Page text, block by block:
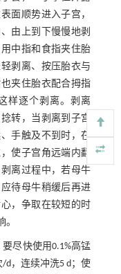
面顺势进入子宫，
由上到下慢慢地剥
中指和食指夹住胎
剥离、按压胎衣与
夹住胎衣配合拇指
样逐个剥离。剥离
转，当剥离到子宫
手触及不到时，在
使子宫角远端内翻
离过程中，若母牛
待母牛稍缓后再进
，争取在较短的时
尽快使用0.1%高锰
/d，连续冲洗5 d；使